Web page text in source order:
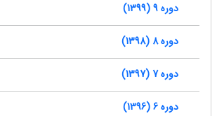
دوره 9 (1399)
دوره 8 (1398)
دوره 7 (1397)
دوره 6 (1396)